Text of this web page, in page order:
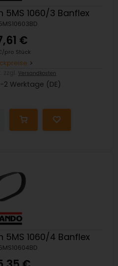
1060/3 Banflex
€
pro Stück
Versandkosten
2 Werktage (DE)
5MS 1060/4 Banflex